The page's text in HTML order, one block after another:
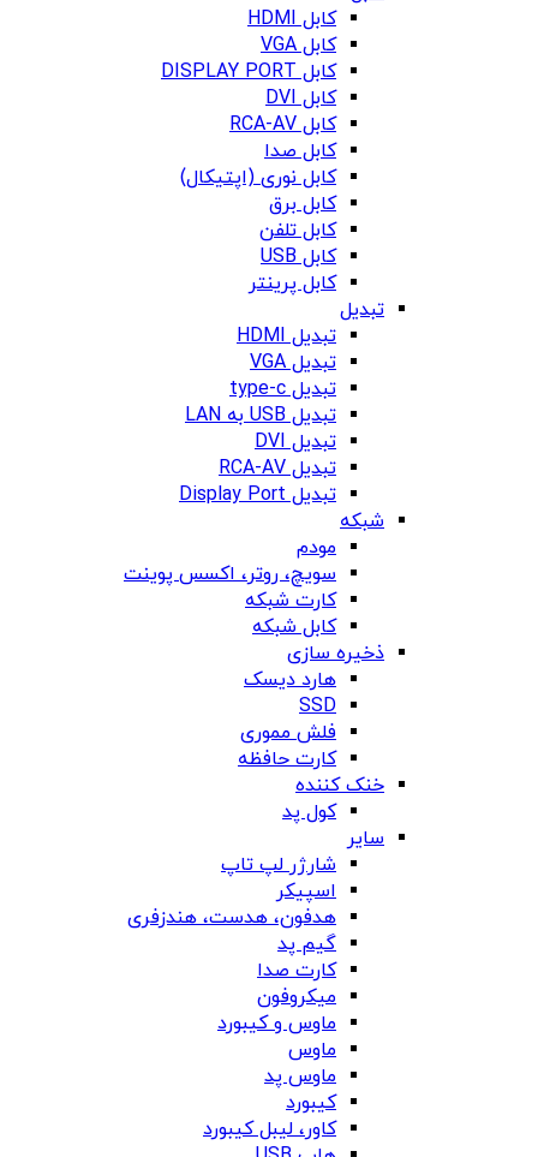
کابل HDMI
کابل VGA
کابل DISPLAY PORT
کابل DVI
کابل RCA-AV
کابل صدا
کابل نوری (اپتیکال)
کابل برق
کابل تلفن
کابل USB
کابل پرینتر
تبدیل
تبدیل HDMI
تبدیل VGA
تبدیل type-c
تبدیل USB به LAN
تبدیل DVI
تبدیل RCA-AV
تبدیل Display Port
شبکه
مودم
سویچ، روتر، اکسس پوینت
کارت شبکه
کابل شبکه
ذخیره سازی
هارد دیسک
SSD
فلش مموری
کارت حافظه
خنک کننده
کول پد
سایر
شارژر لپ تاپ
اسپیکر
هدفون، هدست، هندزفری
گیم پد
کارت صدا
میکروفون
ماوس و کیبورد
ماوس
ماوس پد
کیبورد
کاور، لیبل کیبورد